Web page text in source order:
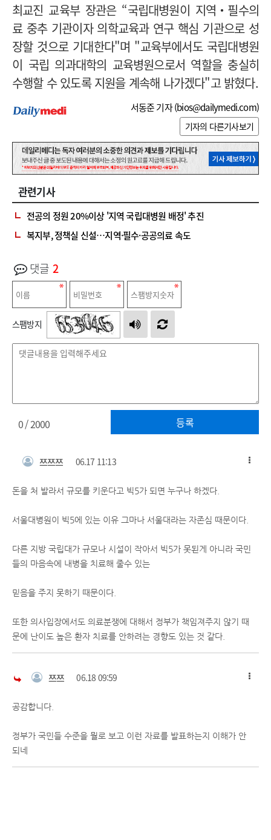
최교진 교육부 장관은 “국립대병원이 지역‧필수의
료 중추 기관이자 의학교육과 연구 핵심 기관으로 성
장할 것으로 기대한다"며 "교육부에서도 국립대병원
이 국립 의과대학의 교육병원으로서 역할을 충실히
수행할 수 있도록 지원을 계속해 나가겠다"고 밝혔다.
서동준 기자 (bios@dailymedi.com)
기자의 다른기사보기
관련기사
전공의 정원 20%이상 '지역 국립대병원 배정' 추진
복지부, 정책실 신설…지역·필수·공공의료 속도
댓글 2
스팸방지
등록
0/ 2000
쯔쯔쯔 06.17 11:13
돈을 처 발라서 규모를 키운다고 빅5가 되면 누구나 하겠다.
서울대병원이 빅5에 있는 이유 그마나 서울대라는 자존심 때문이다.
다른 지방 국립대가 규모나 시설이 작아서 빅5가 못된게 아니라 국민
들의 마음속에 내병을 치료해 줄수 있는
믿음을 주지 못하기 때문이다.
또한 의사입장에서도 의료분쟁에 대해서 정부가 책임져주지 않기 때
문에 난이도 높은 환자 치료를 안하려는 경향도 있는 것 같다.
쯔쯔 06.18 09:59
공감합니다.
정부가 국민들 수준을 뭘로 보고 이런 자료를 발표하는지 이해가 안
되네